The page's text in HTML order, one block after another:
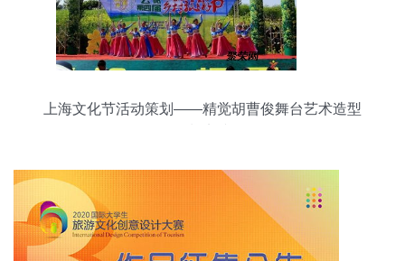
上海文化节活动策划——精觉胡曹俊舞台艺术造型